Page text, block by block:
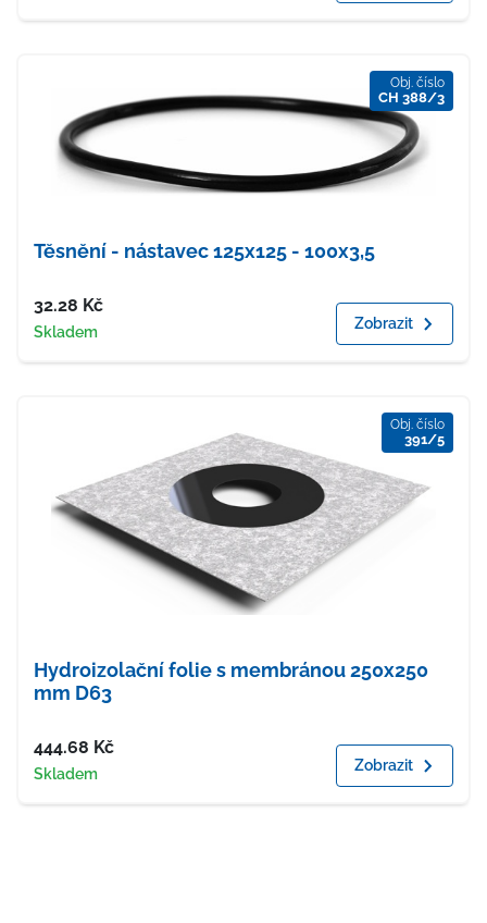
Obj. číslo
CH 388/3
Těsnění - nástavec 125x125 - 100x3,5
Cena
32.28 Kč
Dostupnost
Skladem Zobrazit
Obj. číslo
391/5
Hydroizolační folie s membránou 250x250
mm D63
Cena
444.68 Kč
Dostupnost
Skladem Zobrazit